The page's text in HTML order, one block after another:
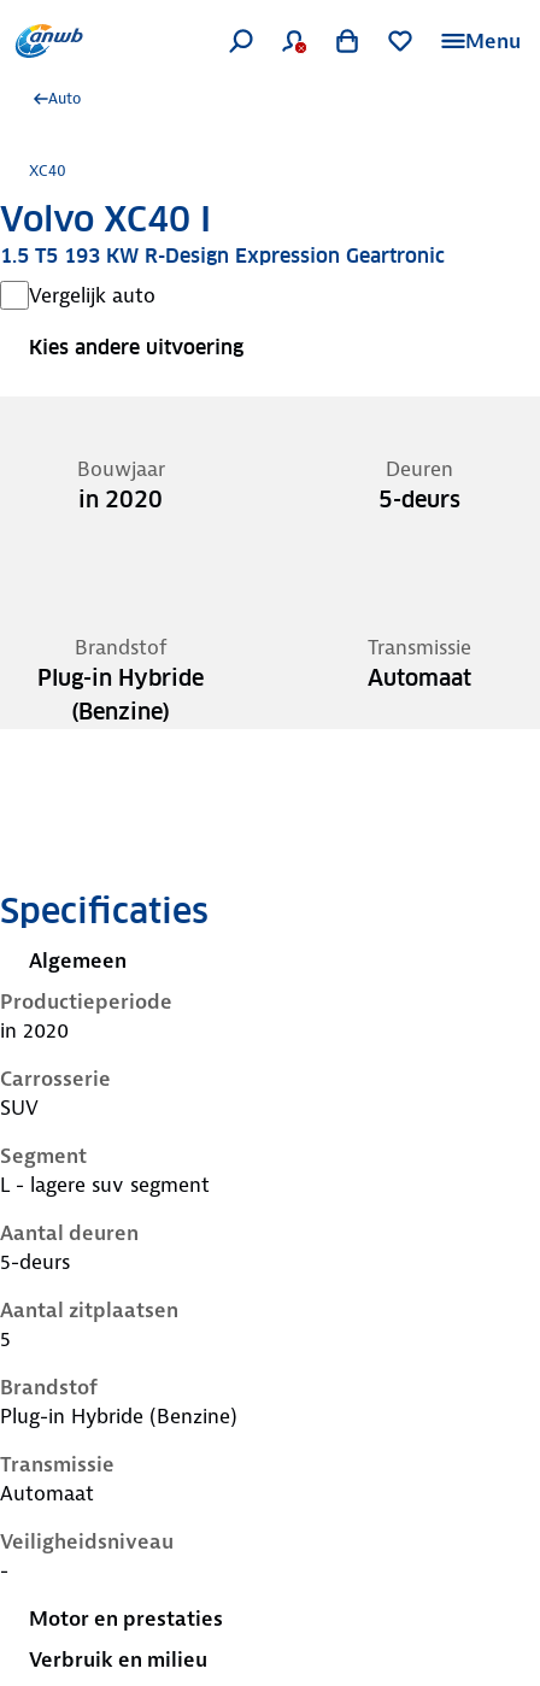
Menu
Auto
XC40
Volvo XC40 I
1.5 T5 193 KW R-Design Expression Geartronic
Vergelijk auto
Kies andere uitvoering
Bouwjaar
in 2020
Deuren
5-deurs
Brandstof
Plug-in Hybride
(Benzine)
Transmissie
Automaat
Specificaties
Algemeen
Productieperiode
in 2020
Carrosserie
SUV
Segment
L - lagere suv segment
Aantal deuren
5-deurs
Aantal zitplaatsen
5
Brandstof
Plug-in Hybride (Benzine)
Transmissie
Automaat
Veiligheidsniveau
-
Motor en prestaties
Verbruik en milieu